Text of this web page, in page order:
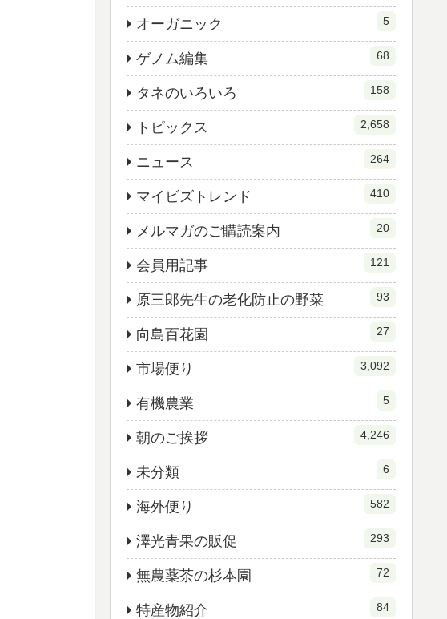
オーガニック 5
ゲノム編集 68
タネのいろいろ 158
トピックス 2,658
ニュース 264
マイビズトレンド 410
メルマガのご購読案内 20
会員用記事 121
原三郎先生の老化防止の野菜 93
向島百花園 27
市場便り 3,092
有機農業 5
朝のご挨拶 4,246
未分類 6
海外便り 582
澤光青果の販促 293
無農薬茶の杉本園 72
特産物紹介 84